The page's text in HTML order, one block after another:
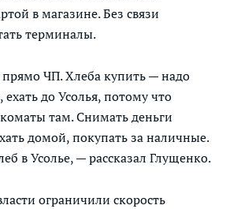
в магазине. Без связи
терминалы.
ЧП. Хлеба купить — надо
ехать до Усолья, потому что
там. Снимать деньги
домой, покупать за наличные.
в Усолье, — рассказал Глущенко.
ограничили скорость